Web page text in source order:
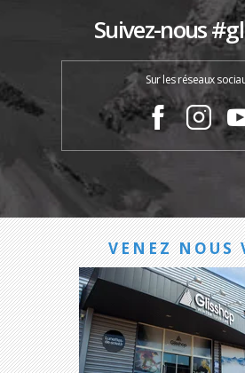
Suivez-nous
Sur les réseaux
VENEZ NOUS